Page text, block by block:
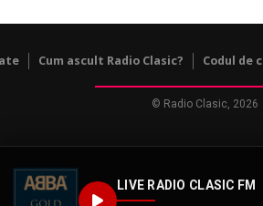
LIVE RADIO CLASIC FM
Cum ascult Radio Clasic? Codul de
© Radio Clasic, 2026